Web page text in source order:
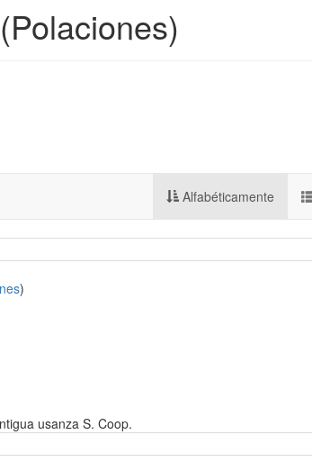
Alfabéticamente
)
usanza S. Coop.